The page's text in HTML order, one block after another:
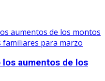
los aumentos de los